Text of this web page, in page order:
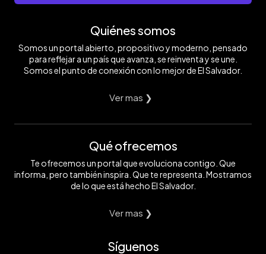
Quiénes somos
Somos un portal abierto, propositivo y moderno, pensado
para reflejar a un país que avanza, se reinventa y se une.
Somos el punto de conexión con lo mejor de El Salvador.
Ver mas ❯
Qué ofrecemos
Te ofrecemos un portal que evoluciona contigo. Que
informa, pero también inspira. Que te representa. Mostramos
de lo que está hecho El Salvador.
Ver mas ❯
Síguenos